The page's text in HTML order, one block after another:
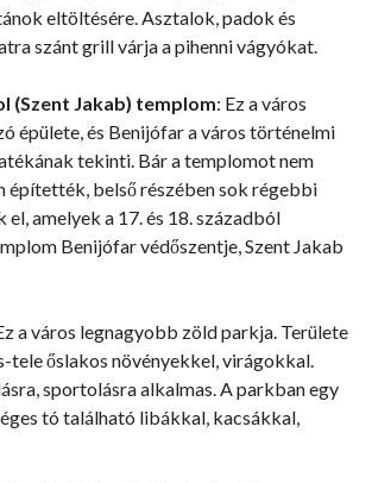
eltöltésére. Asztalok, padok és
szánt grill várja a pihenni vágyókat.
(Szent Jakab) templom: Ez a város
épülete, és Benijófar a város történelmi
tekinti. Bár a templomot nem
építették, belső részében sok régebbi
amelyek a 17. és 18. századból
Benijófar védőszentje, Szent Jakab
a város legnagyobb zöld parkja. Területe
tele őslakos növényekkel, virágokkal.
sportolásra alkalmas. A parkban egy
tó található libákkal, kacsákkal,